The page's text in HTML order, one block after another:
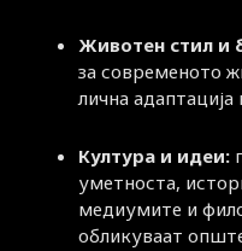
Животен стил и
за современото
лична
Култура и идеи:
уметноста,
медиумите и
обликуваат